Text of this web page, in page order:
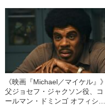
《映画『Michael／マイケル』》
父ジョセフ・ジャクソン役、コ
ールマン・ドミンゴ オフィシャ